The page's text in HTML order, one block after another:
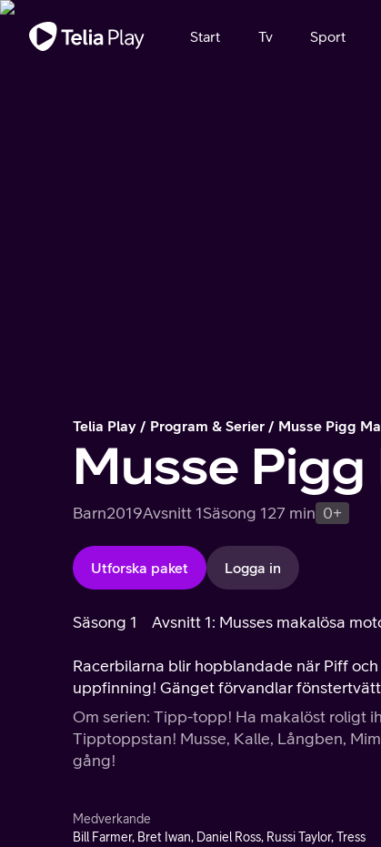
Viktigt meddelande
Start Tv Sport
Telia Play Program & Serier Musse Pigg
Musse
Barn2019Avsnitt 1Säsong 127 min 0+
Utforska paket Logga in
Säsong 1 Avsnitt 1: Musses makalösa
Racerbilarna blir hopblandade när Piff
uppfinning! Gänget förvandlar
Om serien: Tipp-topp! Ha makalöst roligt
Tipptoppstan! Musse, Kalle, Långben,
gång!
Medverkande
Bill Farmer, Bret Iwan, Daniel Ross, Russi Taylor, Tress